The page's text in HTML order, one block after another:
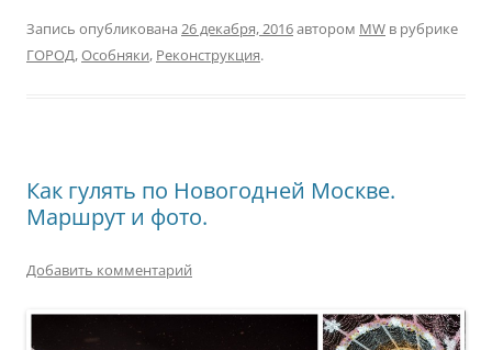
Запись опубликована 26 декабря, 2016автором MW в рубрике
ГОРОД,Особняки, Реконструкция.
Как гулять по Новогодней Москве.
Маршрут и фото.
Добавить комментарий